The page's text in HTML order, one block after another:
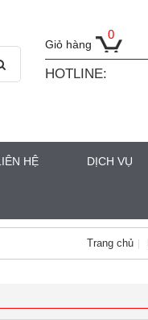
Giỏ hàng
0
HOTLINE:
HỆ DỊCH VỤ
Trang chủ